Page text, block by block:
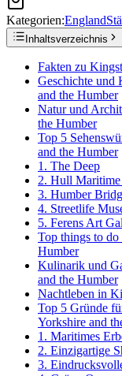
Kategorien:England
Inhaltsverzeichnis
Fakten zu
Geschichte und
and the Humber
Natur und
the Humber
Top 5
and the Humber
1. The Deep
2. Hull
3. Humber
4. Streetlife
5. Ferens Art
Top things to
Humber
Kulinarik und
and the Humber
Nachtleben in
Top 5 Gründe
Yorkshire and
1. Maritimes
2. Einzigartige
3.